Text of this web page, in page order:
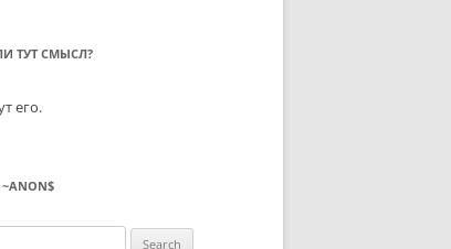
ТУТ СМЫСЛ?
его.
~ANON$